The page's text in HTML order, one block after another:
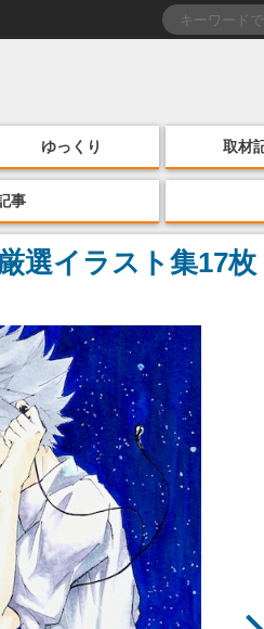
ゆっくり 取材
事
選イラスト集17